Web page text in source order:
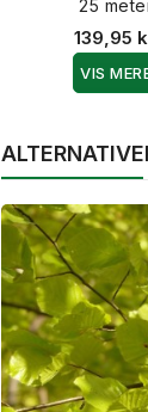
25
139,95
VIS